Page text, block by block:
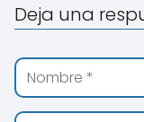
Deja una